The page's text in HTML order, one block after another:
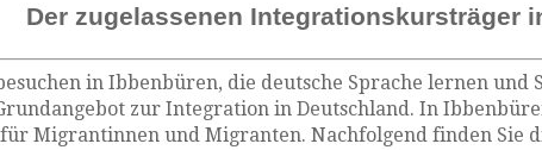
Der zugelassenen Integrationskursträger
in Ibbenbüren, die deutsche Sprache lernen
zur Integration in Deutschland. In
Migrantinnen und Migranten. Nachfolgend finden Sie